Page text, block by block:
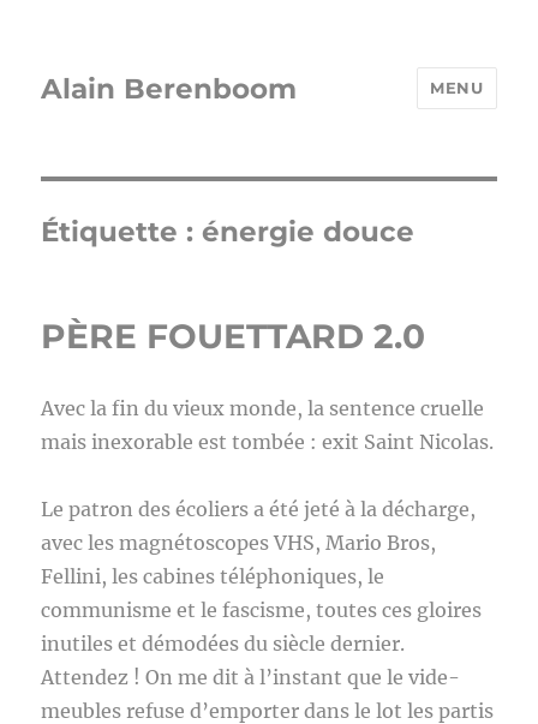
Alain Berenboom MENU
Étiquette :énergie douce
PÈRE FOUETTARD 2.0
Avec la fin du vieux monde, la sentence cruelle
mais inexorable est tombée : exit Saint Nicolas.
Le patron des écoliers a été jeté à la décharge,
avec les magnétoscopes VHS, Mario Bros,
Fellini, les cabines téléphoniques, le
communisme et le fascisme, toutes ces gloires
inutiles et démodées du siècle dernier.
Attendez ! On me dit à l’instant que le vide-
meubles refuse d’emporter dans le lot les partis